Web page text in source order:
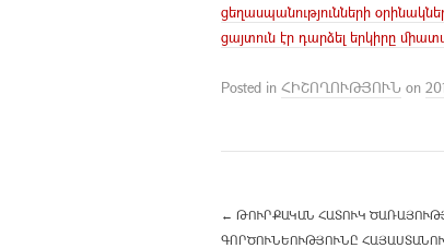
ցեղասպանությունների
ցայտուն էր դարձել երկիրը
Posted in ՀԻՇՈՂՈՒԹՅՈՒՆ on
← ԹՈՒՐՔԱԿԱՆ ՀԱՏՈՒԿ
ԳՈՐԾՈՒՆԵՈՒԹՅՈՒՆԸ